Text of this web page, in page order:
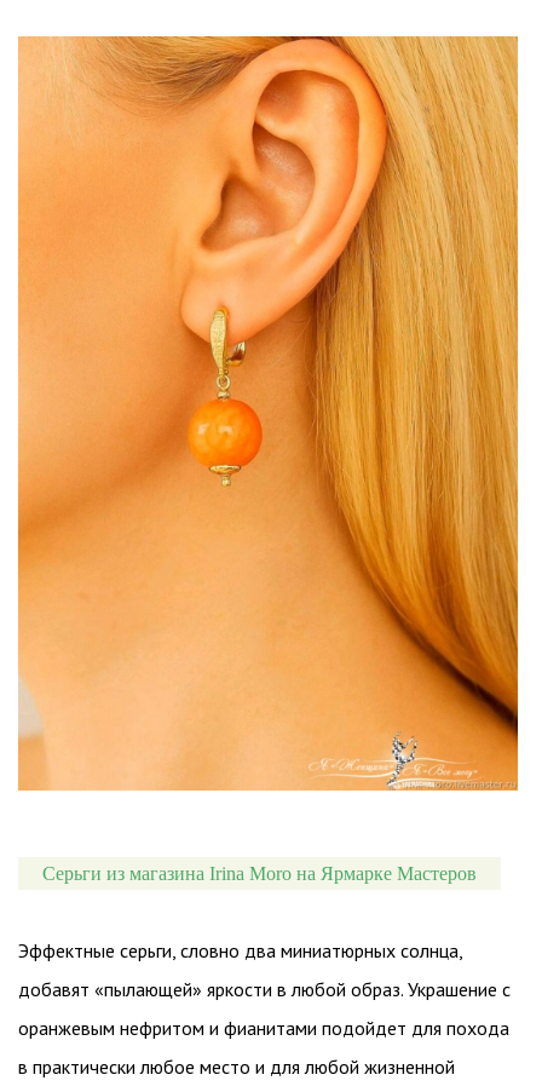
Серьги из магазина Irina Moro на Ярмарке Мастеров
Эффектные серьги, словно два миниатюрных солнца,
добавят «пылающей» яркости в любой образ. Украшение с
оранжевым нефритом и фианитами подойдет для похода
в практически любое место и для любой жизненной